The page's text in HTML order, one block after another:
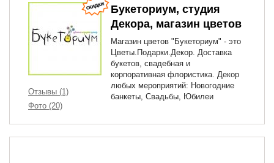
Отзывы (1)
Фото (20)
Букеториум, студия
Декора, магазин цветов
Магазин цветов "Букеториум" - это
Цветы.Подарки.Декор. Доставка
букетов, свадебная и
корпоративная флористика. Декор
любых мероприятий: Новогодние
банкеты, Свадьбы, Юбилеи